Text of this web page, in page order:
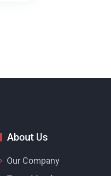
About Us
Our Company